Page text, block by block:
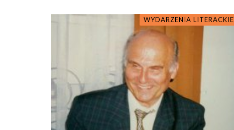
WYDARZENIA LITERACKIE